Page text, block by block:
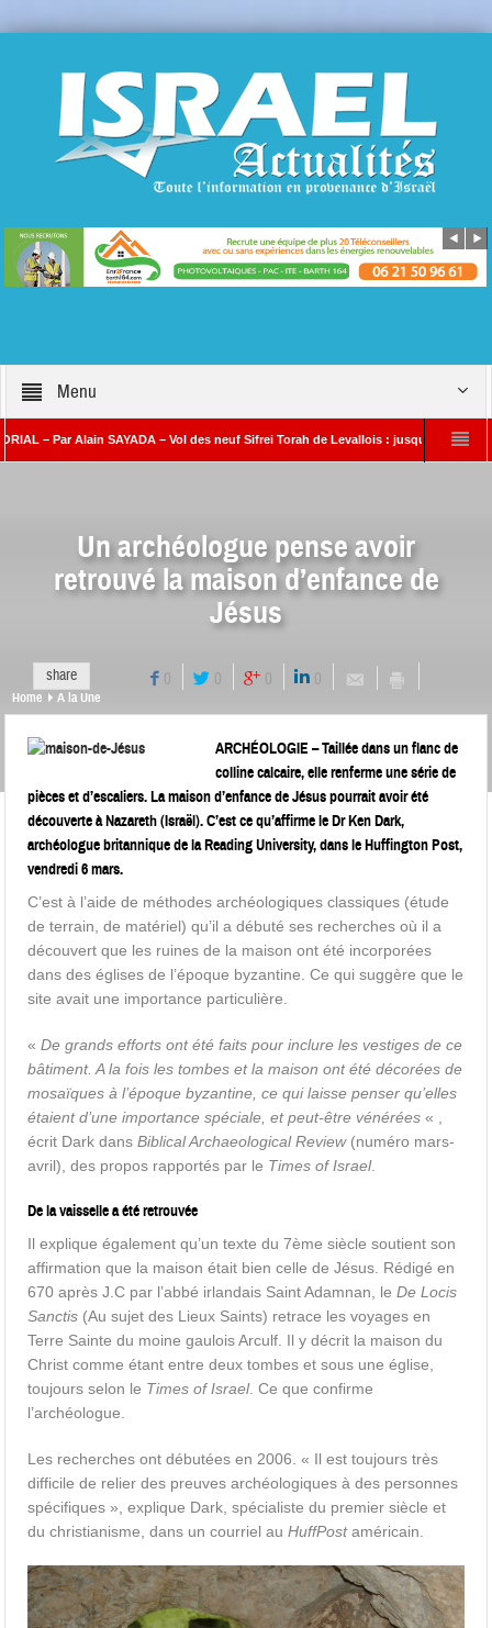
Menu
Alain SAYADA – Vol des neuf Sifrei Torah de Levallois : jusqu’à quand le silence
Un archéologue pense avoir
retrouvé la maison d’enfance de
Jésus
share 0 0 0 0
Home A la Une
ARCHÉOLOGIE – Taillée dans un flanc de
colline calcaire, elle renferme une série de
pièces et d’escaliers. La maison d’enfance de Jésus pourrait avoir été
découverte à Nazareth (Israël). C’est ce qu’affirme le Dr Ken Dark,
archéologue britannique de la Reading University, dans le Huffington Post,
vendredi 6 mars.
C’est à l’aide de méthodes archéologiques classiques (étude
de terrain, de matériel) qu’il a débuté ses recherches où il a
découvert que les ruines de la maison ont été incorporées
dans des églises de l’époque byzantine. Ce qui suggère que le
site avait une importance particulière.
«De grands efforts ont été faits pour inclure les vestiges de ce
bâtiment. A la fois les tombes et la maison ont été décorées de
mosaïques à l’époque byzantine, ce qui laisse penser qu’elles
étaient d’une importance spéciale, et peut-être vénérées « ,
écrit Dark dansBiblical Archaeological Review(numéro mars-
avril), des propos rapportés par le Times of Israel.
De la vaisselle a été retrouvée
Il explique également qu’un texte du 7ème siècle soutient son
affirmation que la maison était bien celle de Jésus. Rédigé en
670 après J.C par l’abbé irlandais Saint Adamnan, leDe Locis
Sanctis (Au sujet des Lieux Saints) retrace les voyages en
Terre Sainte du moine gaulois Arculf. Il y décrit la maison du
Christ comme étant entre deux tombes et sous une église,
toujours selon le Times of Israel. Ce que confirme
l’archéologue.
Les recherches ont débutées en 2006. « Il est toujours très
difficile de relier des preuves archéologiques à des personnes
spécifiques », explique Dark, spécialiste du premier siècle et
du christianisme, dans un courriel auHuffPostaméricain.